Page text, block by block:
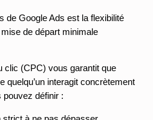
de Google Ads est la flexibilité
mise de départ minimale
clic (CPC) vous garantit que
quelqu’un interagit concrètement
pouvez définir :